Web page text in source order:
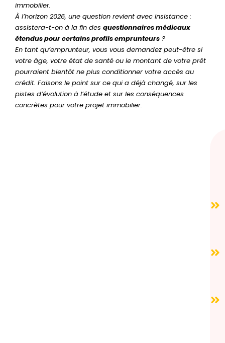
immobilier.
À l’horizon 2026, une question revient avec insistance :
assistera-t-on à la fin des questionnaires médicaux
étendus pour certains profils emprunteurs ?
En tant qu’emprunteur, vous vous demandez peut-être si
votre âge, votre état de santé ou le montant de votre prêt
pourraient bientôt ne plus conditionner votre accès au
crédit. Faisons le point sur ce qui a déjà changé, sur les
pistes d’évolution à l’étude et sur les conséquences
concrètes pour votre projet immobilier.